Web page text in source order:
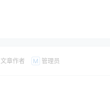
文章作者 M 管理员